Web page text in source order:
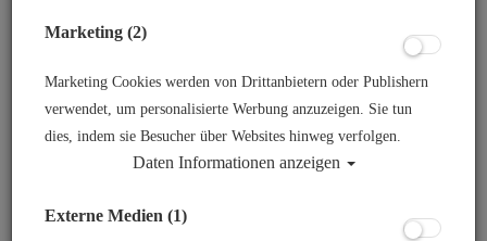
Sola Nightsea Camera Filter #
Marketing (2)
Marketing Cookies werden von Drittanbietern oder Publishern
verwendet, um personalisierte Werbung anzuzeigen. Sie tun
dies, indem sie Besucher über Websites hinweg verfolgen.
Daten Informationen anzeigen
Externe Medien (1)